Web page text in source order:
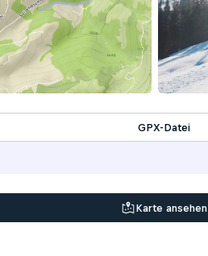
GPX-Datei
Karte ansehen